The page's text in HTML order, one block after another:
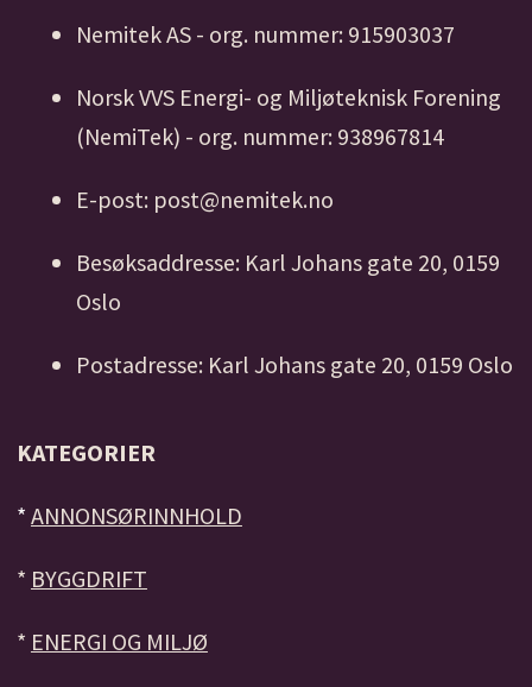
Nemitek AS - org. nummer: 915903037
Norsk VVS Energi- og Miljøteknisk Forening
(NemiTek) - org. nummer: 938967814
E-post: post@nemitek.no
Besøksaddresse: Karl Johans gate 20, 0159
Oslo
Postadresse: Karl Johans gate 20, 0159 Oslo
KATEGORIER
* ANNONSØRINNHOLD
* BYGGDRIFT
* ENERGI OG MILJØ